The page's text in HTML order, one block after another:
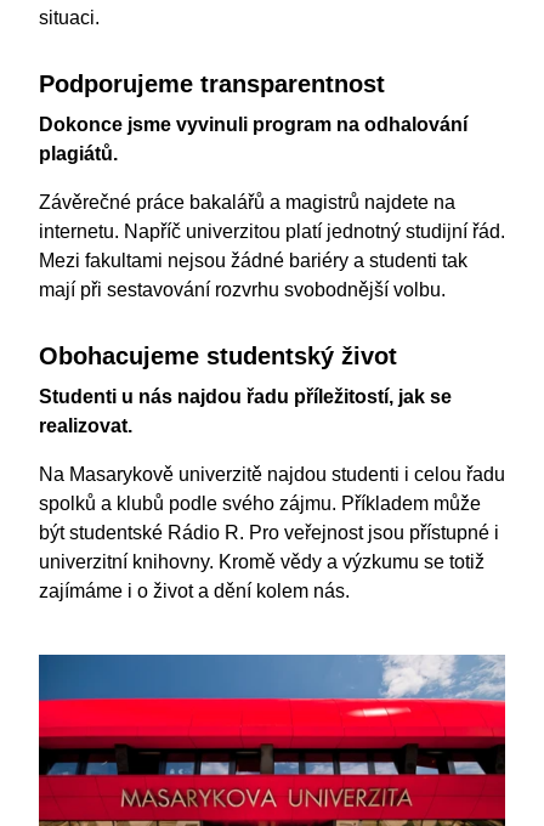
situaci.
Podporujeme transparentnost
Dokonce jsme vyvinuli program na odhalování
plagiátů.
Závěrečné práce bakalářů a magistrů najdete na
internetu. Napříč univerzitou platí jednotný studijní řád.
Mezi fakultami nejsou žádné bariéry a studenti tak
mají při sestavování rozvrhu svobodnější volbu.
Obohacujeme studentský život
Studenti u nás najdou řadu příležitostí, jak se
realizovat.
Na Masarykově univerzitě najdou studenti i celou řadu
spolků a klubů podle svého zájmu. Příkladem může
být studentské Rádio R. Pro veřejnost jsou přístupné i
univerzitní knihovny. Kromě vědy a výzkumu se totiž
zajímáme i o život a dění kolem nás.